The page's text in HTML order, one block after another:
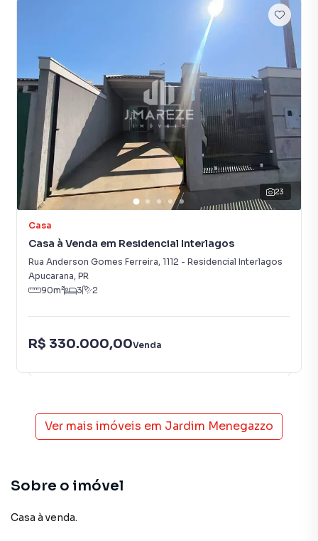
23
Casa
Casa à Venda em Residencial Interlagos
Rua Anderson Gomes Ferreira, 1112 - Residencial Interlagos
Apucarana, PR
90m² 3 2
R$ 330.000,00Venda
Ver mais imóveis em Jardim Menegazzo
Sobre o imóvel
Casa à venda.